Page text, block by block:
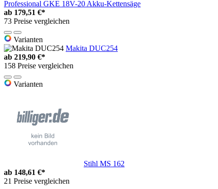
Professional GKE 18V-20 Akku-Kettensäge
ab 179,51 €*
73 Preise vergleichen
Varianten
Makita DUC254
ab 219,90 €*
158 Preise vergleichen
Varianten
Stihl MS 162
ab 148,61 €*
21 Preise vergleichen